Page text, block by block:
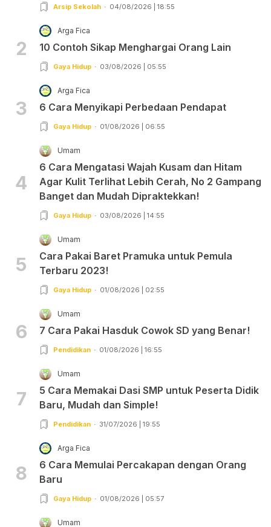
Arsip Sekolah 04/08/2026 | 18:55
2
Arga Fica
10 Contoh Sikap Menghargai Orang Lain
Gaya Hidup 03/08/2026 | 05:55
3
Arga Fica
6 Cara Menyikapi Perbedaan Pendapat
Gaya Hidup 01/08/2026 | 06:55
4
Umam
6 Cara Mengatasi Wajah Kusam dan Hitam
Agar Kulit Terlihat Lebih Cerah, No 2 Gampang
Banget dan Mudah Dipraktekkan!
Gaya Hidup 03/08/2026 | 14:55
5
Umam
Cara Pakai Baret Pramuka untuk Pemula
Terbaru 2023!
Gaya Hidup 01/08/2026 | 02:55
6
Umam
7 Cara Pakai Hasduk Cowok SD yang Benar!
Pendidikan 01/08/2026 | 16:55
7
Umam
5 Cara Memakai Dasi SMP untuk Peserta Didik
Baru, Mudah dan Simple!
Pendidikan 31/07/2026 | 19:55
8
Arga Fica
6 Cara Memulai Percakapan dengan Orang
Baru
Gaya Hidup 01/08/2026 | 05:57
Umam